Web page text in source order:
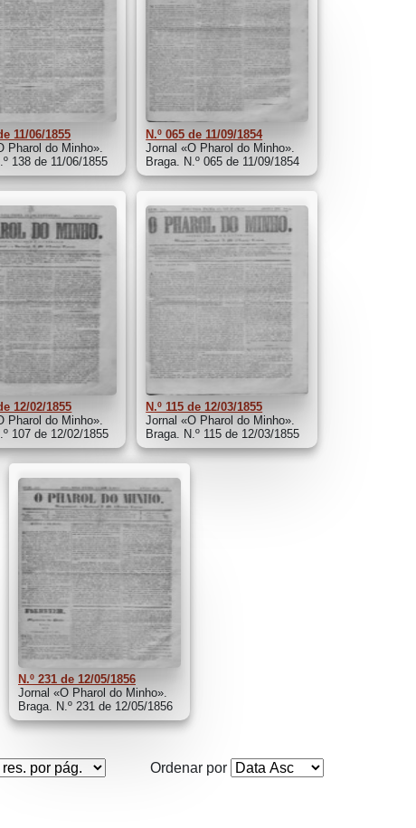
11/06/1855
Pharol do Minho».
138 de 11/06/1855
N.º 065 de 11/09/1854
Jornal «O Pharol do Minho».
Braga. N.º 065 de 11/09/1854
12/02/1855
Pharol do Minho».
107 de 12/02/1855
N.º 115 de 12/03/1855
Jornal «O Pharol do Minho».
Braga. N.º 115 de 12/03/1855
N.º 231 de 12/05/1856
Jornal «O Pharol do Minho».
Braga. N.º 231 de 12/05/1856
Ordenar por